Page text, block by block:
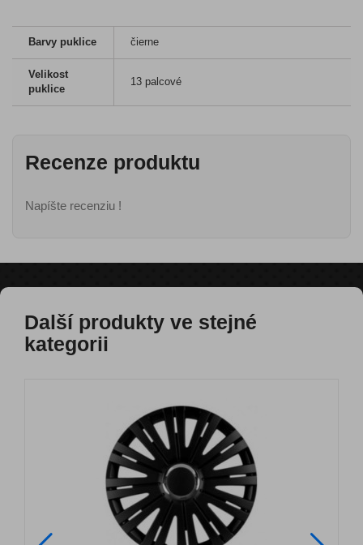
Barvy puklice čierne
Velikost
puklice
13 palcové
Recenze produktu
Napíšte recenziu !
Další produkty ve stejné
kategorii